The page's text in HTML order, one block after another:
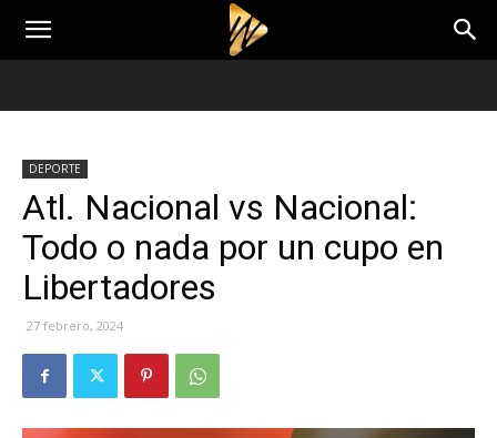
DEPORTE
Atl. Nacional vs Nacional:
Todo o nada por un cupo en
Libertadores
27 febrero, 2024